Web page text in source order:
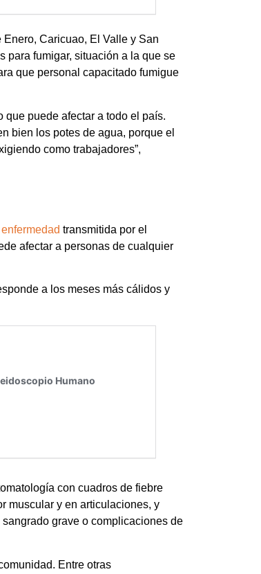
Caricuao, El Valle y San
para fumigar, situación a la que se
que personal capacitado fumigue
que puede afectar a todo el país.
bien los potes de agua, porque el
como trabajadores”,
enfermedad transmitida por el
afectar a personas de cualquier
a los meses más cálidos y
con cuadros de fiebre
muscular y en articulaciones, y
grave o complicaciones de
Entre otras